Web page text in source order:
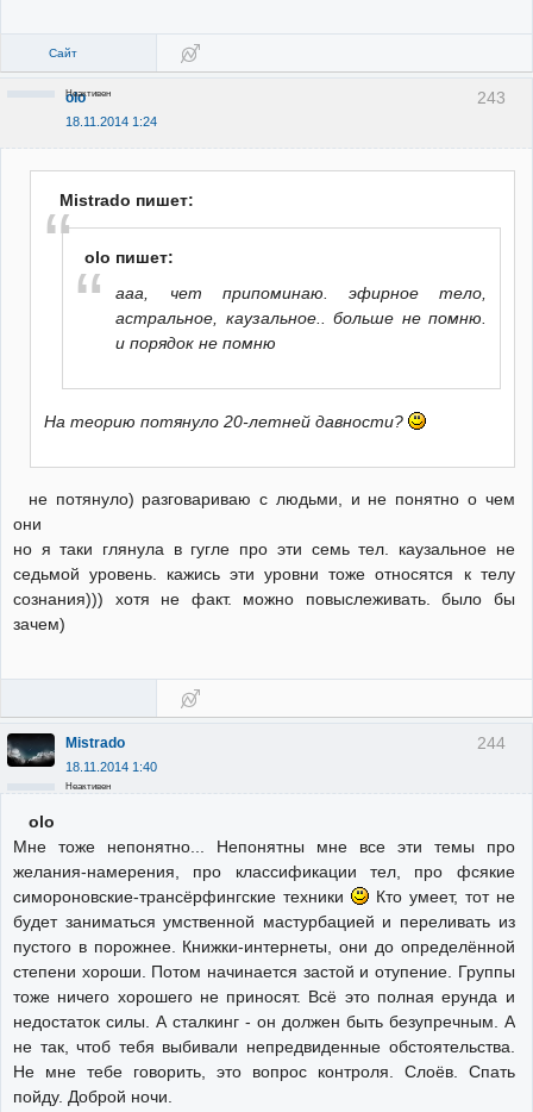
Сайт
243
olo
18.11.2014 1:24
Неактивен
Mistrado пишет:
olo пишет:
ааа, чет припоминаю. эфирное тело,
астральное, каузальное.. больше не помню.
и порядок не помню
На теорию потянуло 20-летней давности?
не потянуло) разговариваю с людьми, и не понятно о чем
они
но я таки глянула в гугле про эти семь тел. каузальное не
седьмой уровень. кажись эти уровни тоже относятся к телу
сознания))) хотя не факт. можно повыслеживать. было бы
зачем)
244
Mistrado
18.11.2014 1:40
Неактивен
olo
Мне тоже непонятно... Непонятны мне все эти темы про
желания-намерения, про классификации тел, про фсякие
симороновские-трансёрфингские техники
Кто умеет, тот не
будет заниматься умственной мастурбацией и переливать из
пустого в порожнее. Книжки-интернеты, они до определённой
степени хороши. Потом начинается застой и отупение. Группы
тоже ничего хорошего не приносят. Всё это полная ерунда и
недостаток силы. А сталкинг - он должен быть безупречным. А
не так, чтоб тебя выбивали непредвиденные обстоятельства.
Не мне тебе говорить, это вопрос контроля. Слоёв. Спать
пойду. Доброй ночи.